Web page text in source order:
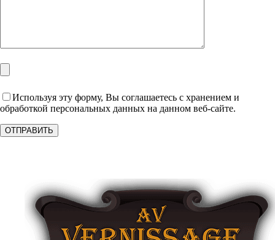
Используя эту форму, Вы соглашаетесь с хранением и
обработкой персональных данных на данном веб-сайте.